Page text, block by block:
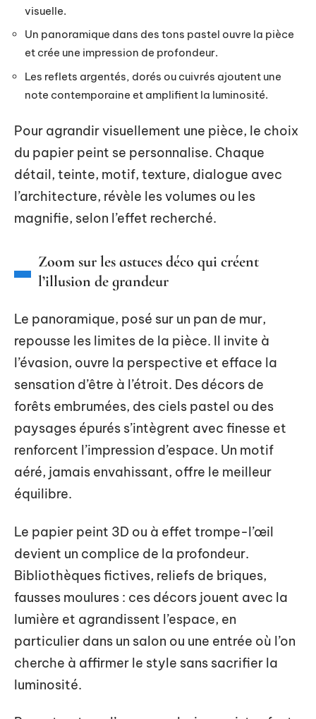
visuelle.
Un panoramique dans des tons pastel ouvre la pièce
et crée une impression de profondeur.
Les reflets argentés, dorés ou cuivrés ajoutent une
note contemporaine et amplifient la luminosité.
Pour agrandir visuellement une pièce, le choix
du papier peint se personnalise. Chaque
détail, teinte, motif, texture, dialogue avec
l’architecture, révèle les volumes ou les
magnifie, selon l’effet recherché.
Zoom sur les astuces déco qui créent
l’illusion de grandeur
Le panoramique, posé sur un pan de mur,
repousse les limites de la pièce. Il invite à
l’évasion, ouvre la perspective et efface la
sensation d’être à l’étroit. Des décors de
forêts embrumées, des ciels pastel ou des
paysages épurés s’intègrent avec finesse et
renforcent l’impression d’espace. Un motif
aéré, jamais envahissant, offre le meilleur
équilibre.
Le papier peint 3D ou à effet trompe-l’œil
devient un complice de la profondeur.
Bibliothèques fictives, reliefs de briques,
fausses moulures : ces décors jouent avec la
lumière et agrandissent l’espace, en
particulier dans un salon ou une entrée où l’on
cherche à affirmer le style sans sacrifier la
luminosité.